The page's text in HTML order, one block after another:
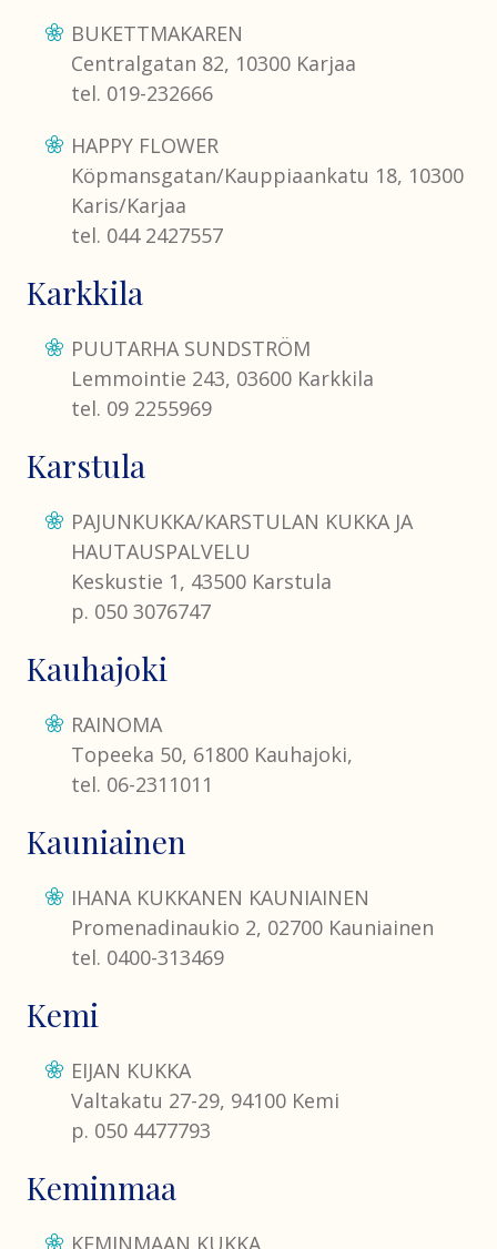
BUKETTMAKAREN
Centralgatan 82, 10300 Karjaa
tel. 019-232666
HAPPY FLOWER
Köpmansgatan/Kauppiaankatu 18, 10300
Karis/Karjaa
tel. 044 2427557
Karkkila
PUUTARHA SUNDSTRÖM
Lemmointie 243, 03600 Karkkila
tel. 09 2255969
Karstula
PAJUNKUKKA/KARSTULAN KUKKA JA
HAUTAUSPALVELU
Keskustie 1, 43500 Karstula
p. 050 3076747
Kauhajoki
RAINOMA
Topeeka 50, 61800 Kauhajoki,
tel. 06-2311011
Kauniainen
IHANA KUKKANEN KAUNIAINEN
Promenadinaukio 2, 02700 Kauniainen
tel. 0400-313469
Kemi
EIJAN KUKKA
Valtakatu 27-29, 94100 Kemi
p. 050 4477793
Keminmaa
KEMINMAAN KUKKA